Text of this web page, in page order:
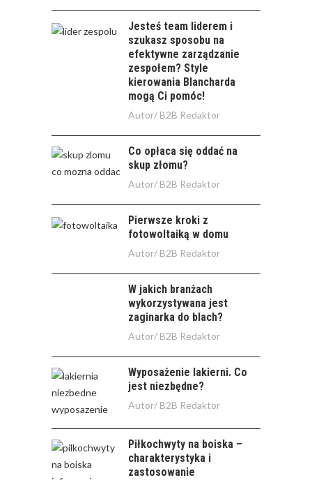
Jesteś team liderem i
szukasz sposobu na
efektywne zarządzanie
zespołem? Style
kierowania Blancharda
mogą Ci pomóc!
Autor/ B2B Redaktor
Co opłaca się oddać na
skup złomu?
Autor/ B2B Redaktor
Pierwsze kroki z
fotowoltaiką w domu
Autor/ B2B Redaktor
W jakich branżach
wykorzystywana jest
zaginarka do blach?
Autor/ B2B Redaktor
Wyposażenie lakierni. Co
jest niezbędne?
Autor/ B2B Redaktor
Piłkochwyty na boiska –
charakterystyka i
zastosowanie